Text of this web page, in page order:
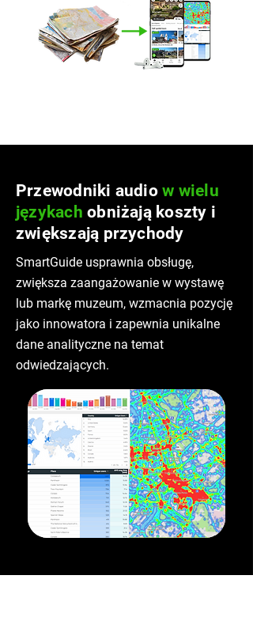
Przewodniki audiow wielu
językach obniżają koszty i
zwiększają przychody
SmartGuide usprawnia obsługę,
zwiększa zaangażowanie w wystawę
lub markę muzeum, wzmacnia pozycję
jako innowatora i zapewnia unikalne
dane analityczne na temat
odwiedzających.